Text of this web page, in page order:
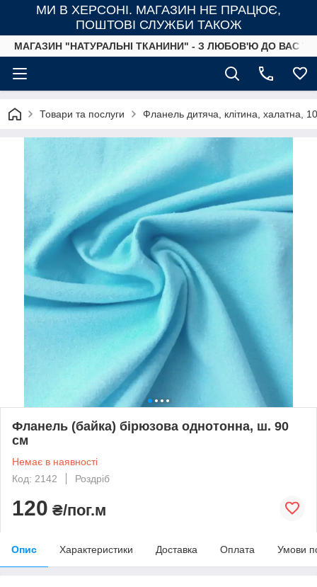
МИ В ХЕРСОНІ. МАГАЗИН НЕ ПРАЦЮЄ,
ПОШТОВІ СЛУЖБИ ТАКОЖ
МАГАЗИН "НАТУРАЛЬНІ ТКАНИНИ" - З ЛЮБОВ'Ю ДО ВАС
Товари та послуги Фланель дитяча, клітина, халатна,
Фланель (байка) бірюзова однотонна, ш. 90
см
Немає в наявності
Код: 2142
Роздріб
120 ₴/пог.м
Опис Характеристики Доставка Оплата Умови